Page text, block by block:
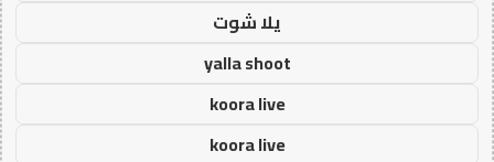
يلا شوت
yalla shoot
koora live
koora live